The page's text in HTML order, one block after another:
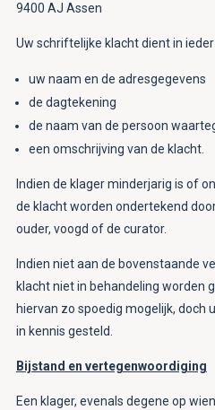
9400 AJ Assen
Uw schriftelijke klacht dient in
uw naam en de adresgegevens
de dagtekening
de naam van de persoon
een omschrijving van de klacht.
Indien de klager minderjarig is of
de klacht worden ondertekend
ouder, voogd of de curator.
Indien niet aan de bovenstaande
klacht niet in behandeling worden
hiervan zo spoedig mogelijk, doch
in kennis gesteld.
Bijstand en vertegenwoordiging
Een klager, evenals degene op